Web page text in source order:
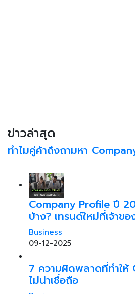
ข่าวล่าสุด
ทำไมคู่ค้าถึงถามหา
Company Profile ปี
บ้าง? เทรนด์ใหม่ที่เจ้าข
Business
09-12-2025
7 ความผิดพลาดที่ทำให้
ไม่น่าเชื่อถือ